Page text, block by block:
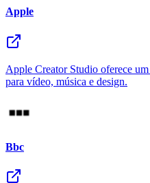
Apple
Apple Creator Studio oferece
para vídeo, música e design.
Bbc